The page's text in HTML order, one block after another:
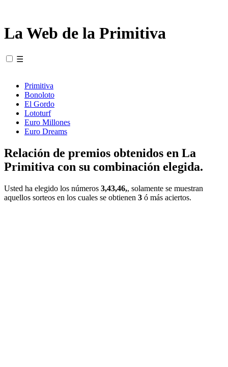
La Web de la Primitiva
☰
Primitiva
Bonoloto
El Gordo
Lototurf
Euro Millones
Euro Dreams
Relación de premios obtenidos en La
Primitiva con su combinación elegida.
Usted ha elegido los números 3,43,46,, solamente se muestran
aquellos sorteos en los cuales se obtienen 3 ó más aciertos.